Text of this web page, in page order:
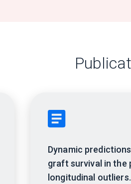
Dynamic
graft survival in the
longitudinal outliers.